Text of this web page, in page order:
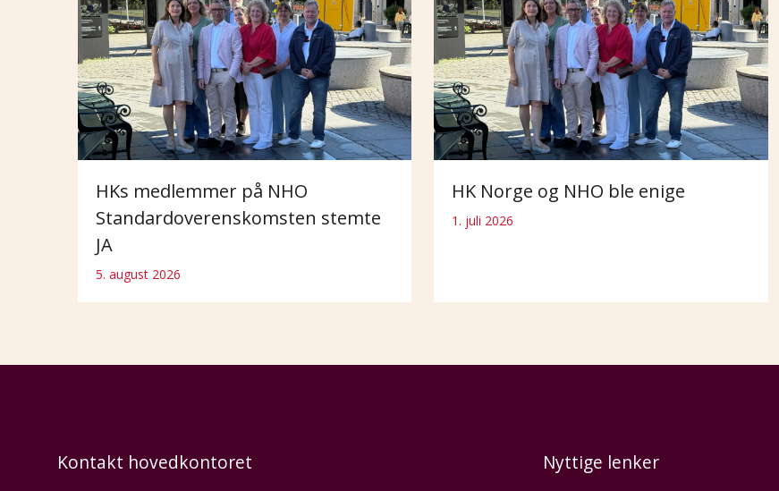
HKs medlemmer på NHO
Standardoverenskomsten stemte
JA
5. august 2026
HK Norge og NHO ble enige
1. juli 2026
Kontakt hovedkontoret Nyttige lenker